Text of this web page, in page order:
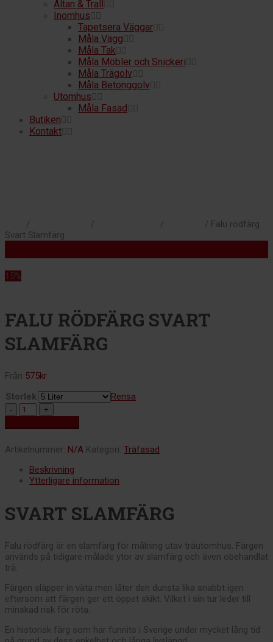
Altan & Trall
Inomhus
Tapetsera Väggar
Måla Vägg
Måla Tak
Måla Möbler och Snickeri
Måla Trägolv
Måla Betonggolv
Utomhus
Måla Fasad
Butiken
Kontakt
/ / /
/ Falu rödfärg
Svart Slamfärg
15%
FALU RÖDFÄRG SVART
SLAMFÄRG
Från 575kr
Storlek
Rensa
Artikelnummer: N/A Kategori: Träfasad
Beskrivning
Ytterligare information
SVART SLAMFÄRG
Falu rödfärg är en slamfärg för målning utav träutomhus. Färgen
används på tidigare målade ytor av slamfärg och även obehandlat
trä.
Färgen släpper in väta men låter den dunsta lika snabbt igen
eftersom att färgen ger ett öppet skikt. Vilket i sin tur leder till
minskad risk för röta.
En historisk färg som har funnits i Sverige under mycket lång tid